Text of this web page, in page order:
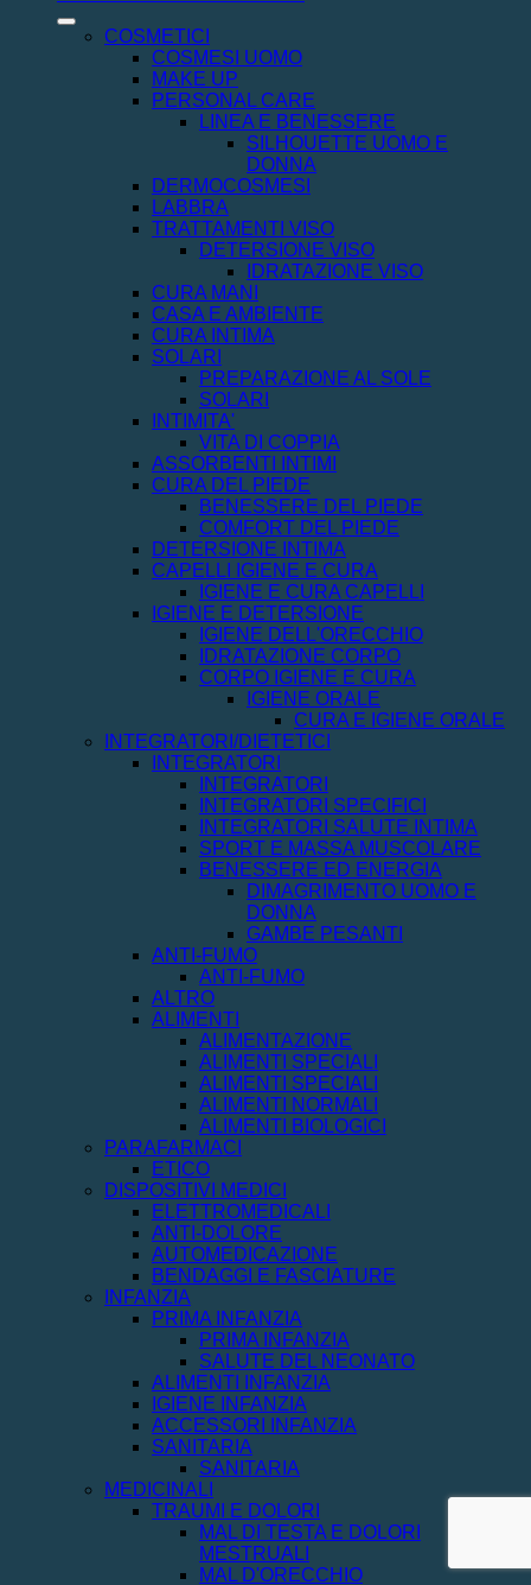
COSMETICI
COSMESI UOMO
MAKE UP
PERSONAL CARE
LINEA E BENESSERE
SILHOUETTE UOMO E
DONNA
DERMOCOSMESI
LABBRA
TRATTAMENTI VISO
DETERSIONE VISO
IDRATAZIONE VISO
CURA MANI
CASA E AMBIENTE
CURA INTIMA
SOLARI
PREPARAZIONE AL SOLE
SOLARI
INTIMITA'
VITA DI COPPIA
ASSORBENTI INTIMI
CURA DEL PIEDE
BENESSERE DEL PIEDE
COMFORT DEL PIEDE
DETERSIONE INTIMA
CAPELLI IGIENE E CURA
IGIENE E CURA CAPELLI
IGIENE E DETERSIONE
IGIENE DELL'ORECCHIO
IDRATAZIONE CORPO
CORPO IGIENE E CURA
IGIENE ORALE
CURA E IGIENE ORALE
INTEGRATORI/DIETETICI
INTEGRATORI
INTEGRATORI
INTEGRATORI SPECIFICI
INTEGRATORI SALUTE INTIMA
SPORT E MASSA MUSCOLARE
BENESSERE ED ENERGIA
DIMAGRIMENTO UOMO E
DONNA
GAMBE PESANTI
ANTI-FUMO
ANTI-FUMO
ALTRO
ALIMENTI
ALIMENTAZIONE
ALIMENTI SPECIALI
ALIMENTI SPECIALI
ALIMENTI NORMALI
ALIMENTI BIOLOGICI
PARAFARMACI
ETICO
DISPOSITIVI MEDICI
ELETTROMEDICALI
ANTI-DOLORE
AUTOMEDICAZIONE
BENDAGGI E FASCIATURE
INFANZIA
PRIMA INFANZIA
PRIMA INFANZIA
SALUTE DEL NEONATO
ALIMENTI INFANZIA
IGIENE INFANZIA
ACCESSORI INFANZIA
SANITARIA
SANITARIA
MEDICINALI
TRAUMI E DOLORI
MAL DI TESTA E DOLORI
MESTRUALI
MAL D'ORECCHIO